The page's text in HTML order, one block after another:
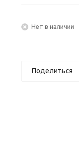
Нет в наличии
Поделиться